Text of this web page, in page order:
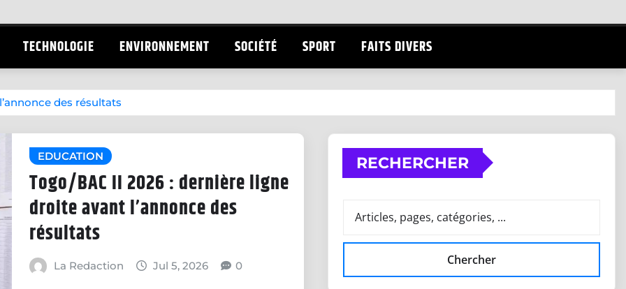
TECHNOLOGIE ENVIRONNEMENT SOCIÉTÉ SPORT FAITS DIVERS
des résultats
EDUCATION
Togo/BAC II 2026 : dernière ligne
droite avant l’annonce des
résultats
La Redaction Jul 5, 2026 0
RECHERCHER
Chercher